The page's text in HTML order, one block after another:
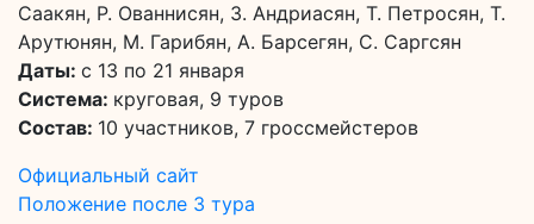
Саакян, Р. Ованнисян, З. Андриасян, Т. Петросян, Т.
Арутюнян, М. Гарибян, А. Барсегян, С. Саргсян
Даты: с 13 по 21 января
Система: круговая, 9 туров
Состав: 10 участников, 7 гроссмейстеров
Официальный сайт
Положение после 3 тура